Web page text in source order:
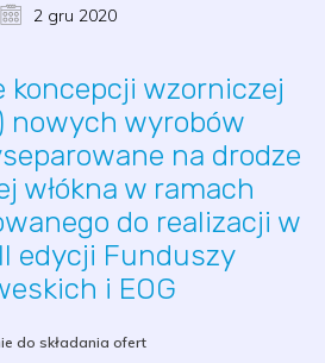
2 gru 2020
koncepcji wzorniczej
nowych wyrobów
na drodze
włókna w ramach
do realizacji w
edycji Funduszy
i EOG
do składania ofert